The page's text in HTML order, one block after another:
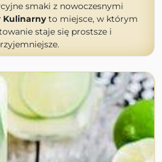
smaki z nowoczesnymi
Kulinarnyto miejsce, w którym
staje się prostsze i